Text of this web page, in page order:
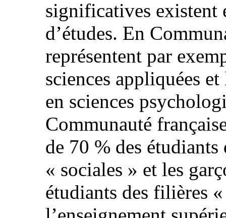
significatives existent
d’études. En
représentent par
sciences appliquées
en sciences
Communauté
de 70 % des
« sociales » et les
étudiants des filières